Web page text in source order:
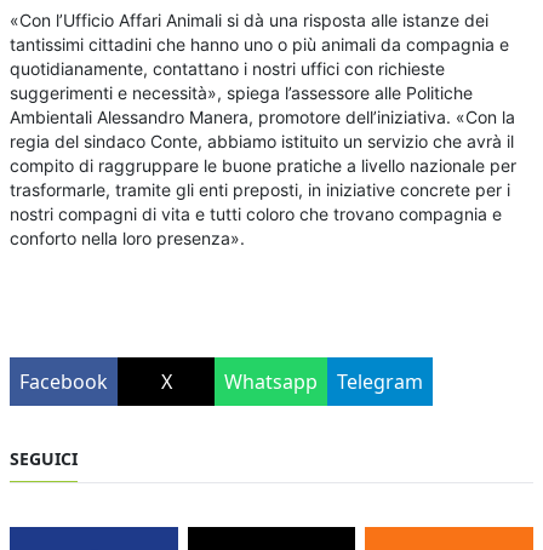
«Con l’Ufficio Affari Animali si dà una risposta alle istanze dei
tantissimi cittadini che hanno uno o più animali da compagnia e
quotidianamente, contattano i nostri uffici con richieste
suggerimenti e necessità», spiega l’assessore alle Politiche
Ambientali Alessandro Manera, promotore dell’iniziativa. «Con la
regia del sindaco Conte, abbiamo istituito un servizio che avrà il
compito di raggruppare le buone pratiche a livello nazionale per
trasformarle, tramite gli enti preposti, in iniziative concrete per i
nostri compagni di vita e tutti coloro che trovano compagnia e
conforto nella loro presenza».
Facebook X Whatsapp Telegram
SEGUICI